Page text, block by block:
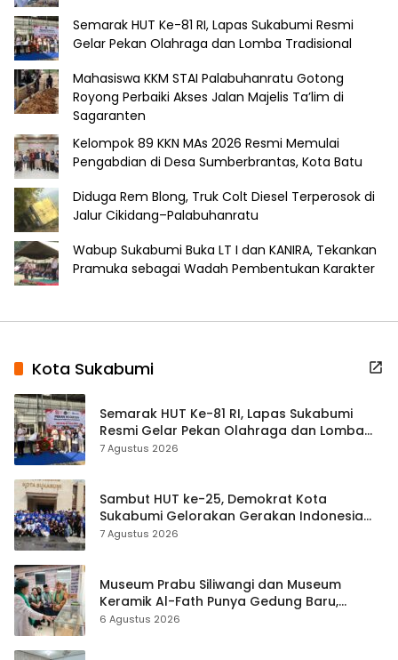
Semarak HUT Ke-81 RI, Lapas Sukabumi Resmi
Gelar Pekan Olahraga dan Lomba Tradisional
Mahasiswa KKM STAI Palabuhanratu Gotong
Royong Perbaiki Akses Jalan Majelis Ta’lim di
Sagaranten
Kelompok 89 KKN MAs 2026 Resmi Memulai
Pengabdian di Desa Sumberbrantas, Kota Batu
Diduga Rem Blong, Truk Colt Diesel Terperosok di
Jalur Cikidang–Palabuhanratu
Wabup Sukabumi Buka LT I dan KANIRA, Tekankan
Pramuka sebagai Wadah Pembentukan Karakter
Kota Sukabumi
Semarak HUT Ke-81 RI, Lapas Sukabumi
Resmi Gelar Pekan Olahraga dan Lomba
Tradisional
7 Agustus 2026
Sambut HUT ke-25, Demokrat Kota
Sukabumi Gelorakan Gerakan Indonesia
ASRI Lewat Aksi Bersih Masjid Agung
7 Agustus 2026
Museum Prabu Siliwangi dan Museum
Keramik Al-Fath Punya Gedung Baru,
Hampir 500 Koleksi Dipisahkan
6 Agustus 2026